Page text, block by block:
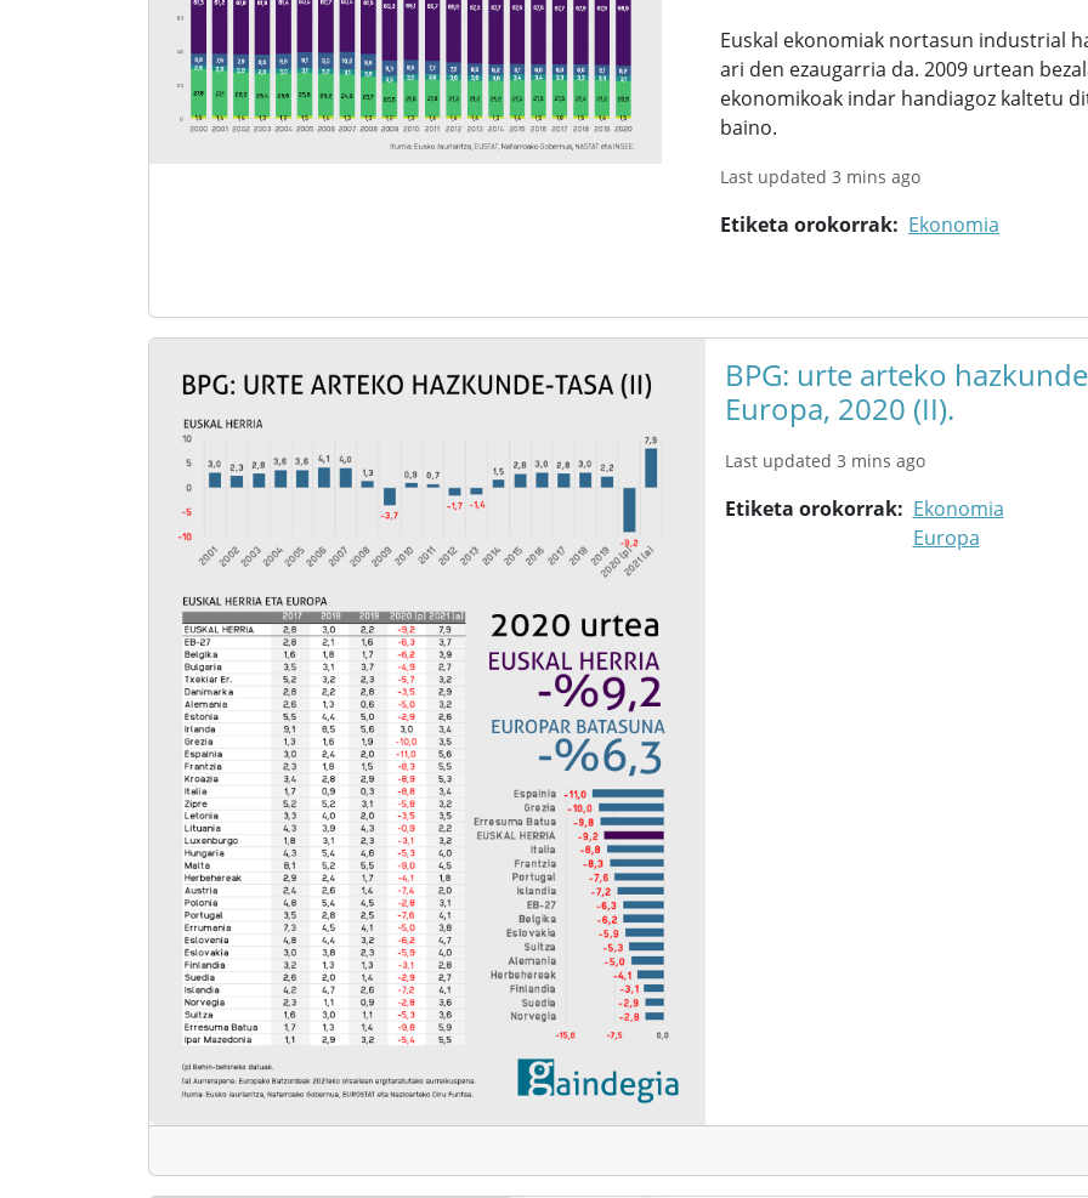
Euskal ekonomiak nortasun industrial
ari den ezaugarria da. 2009 urtean
ekonomikoak indar handiagoz kaltetu
baino.
Last updated 3 mins ago
Etiketa orokorrak Ekonomia
BPG: urte arteko
Europa, 2020 (II).
Last updated 3 mins ago
Etiketa orokorrak
Ekonomia
Europa